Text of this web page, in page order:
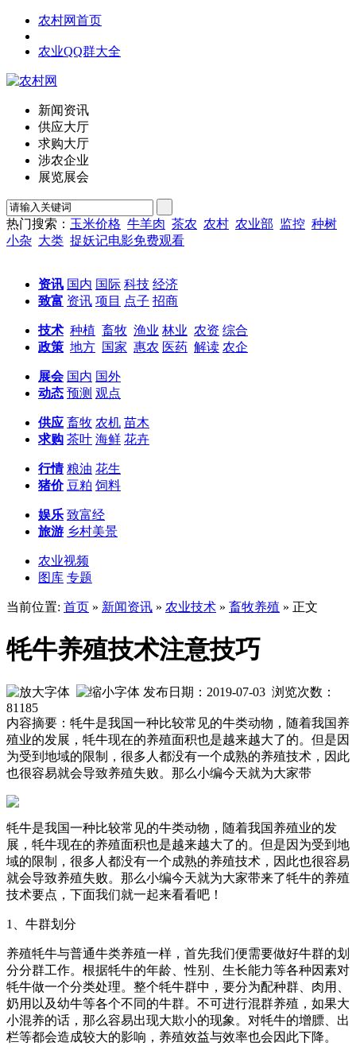
农村网首页
农业QQ群大全
新闻资讯
供应大厅
求购大厅
涉农企业
展览展会
热门搜索： 玉米价格 牛羊肉 茶农 农村 农业部 监控 种树
小杂 大类 捉妖记电影免费观看
资讯 国内 国际 科技 经济
致富 资讯 项目 点子 招商
技术 种植 畜牧 渔业 林业 农资 综合
政策 地方 国家 惠农 医药 解读 农企
展会 国内 国外
动态 预测 观点
供应 畜牧 农机 苗木
求购 茶叶 海鲜 花卉
行情 粮油 花生
猪价 豆粕 饲料
娱乐 致富经
旅游 乡村美景
农业视频
图库 专题
当前位置: 首页 » 新闻资讯 » 农业技术 » 畜牧养殖 » 正文
牦牛养殖技术注意技巧
发布日期：2019-07-03 浏览次数：
81185
内容摘要：牦牛是我国一种比较常见的牛类动物，随着我国养
殖业的发展，牦牛现在的养殖面积也是越来越大了的。但是因
为受到地域的限制，很多人都没有一个成熟的养殖技术，因此
也很容易就会导致养殖失败。那么小编今天就为大家带
牦牛是我国一种比较常见的牛类动物，随着我国养殖业的发
展，牦牛现在的养殖面积也是越来越大了的。但是因为受到地
域的限制，很多人都没有一个成熟的养殖技术，因此也很容易
就会导致养殖失败。那么小编今天就为大家带来了牦牛的养殖
技术要点，下面我们就一起来看看吧！
1、牛群划分
养殖牦牛与普通牛类养殖一样，首先我们便需要做好牛群的划
分分群工作。根据牦牛的年龄、性别、生长能力等各种因素对
牦牛做一个分类处理。整个牦牛群中，要分为配种群、肉用、
奶用以及幼牛等各个不同的牛群。不可进行混群养殖，如果大
小混养的话，那么容易出现大欺小的现象。对牦牛的增膘、出
栏等都会造成较大的影响，养殖效益与效率也会因此下降。